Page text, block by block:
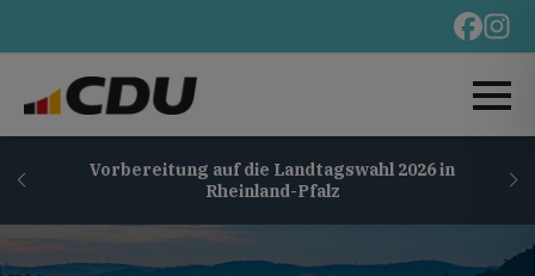
Vorbereitung auf die Landtagswahl 2026 in
Rheinland-Pfalz